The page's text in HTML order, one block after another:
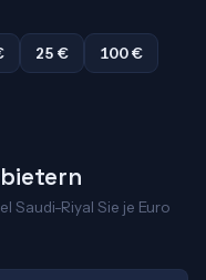
25 €
100 €
Saudi-Riyal Sie je Euro